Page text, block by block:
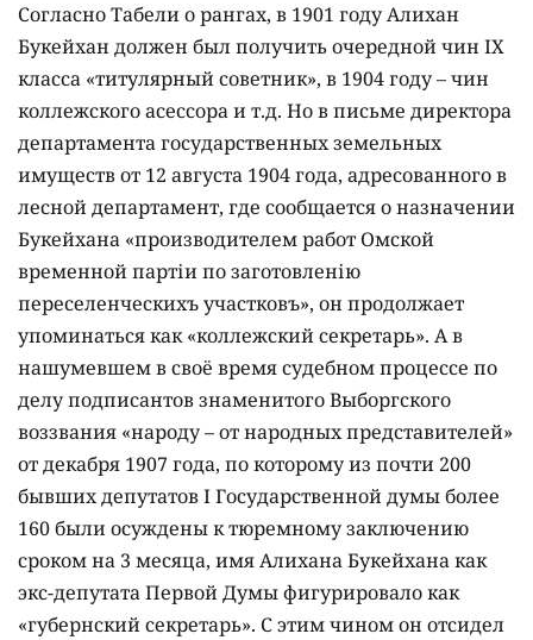
Согласно Табели о рангах, в 1901 году Алихан
Букейхан должен был получить очередной чин ІХ
класса «титулярный советник», в 1904 году – чин
коллежского асессора и т.д. Но в письме директора
департамента государственных земельных
имуществ от 12 августа 1904 года, адресованного в
лесной департамент, где сообщается о назначении
Букейхана «производителем работ Омской
временной партіи по заготовленію
переселенческихъ участковъ», он продолжает
упоминаться как «коллежский секретарь». А в
нашумевшем в своё время судебном процессе по
делу подписантов знаменитого Выборгского
воззвания «народу – от народных представителей»
от декабря 1907 года, по которому из почти 200
бывших депутатов І Государственной думы более
160 были осуждены к тюремному заключению
сроком на 3 месяца, имя Алихана Букейхана как
экс-депутата Первой Думы фигурировало как
«губернский секретарь». С этим чином он отсидел